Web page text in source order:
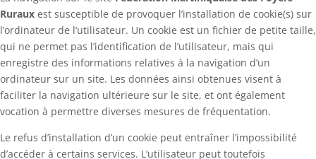
Ruraux est susceptible de provoquer l’installation de cookie(s) sur
l’ordinateur de l’utilisateur. Un cookie est un fichier de petite taille,
qui ne permet pas l’identification de l’utilisateur, mais qui
enregistre des informations relatives à la navigation d’un
ordinateur sur un site. Les données ainsi obtenues visent à
faciliter la navigation ultérieure sur le site, et ont également
vocation à permettre diverses mesures de fréquentation.
Le refus d’installation d’un cookie peut entraîner l’impossibilité
d’accéder à certains services. L’utilisateur peut toutefois